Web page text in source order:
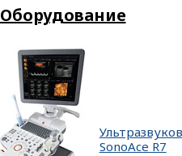
Оборудование
SonoAce R7